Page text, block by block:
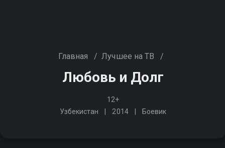
Главная / Лучшее на ТВ /
Любовь и Долг
12+
Узбекистан
2014 Боевик